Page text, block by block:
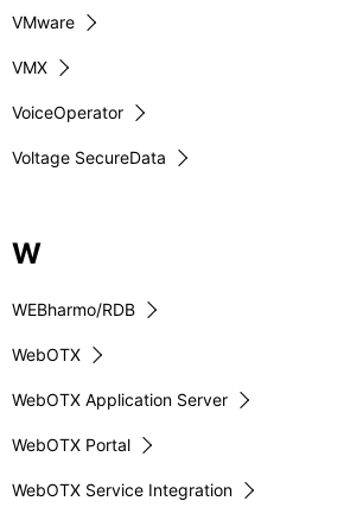
VMware
VMX
VoiceOperator
Voltage SecureData
W
WEBharmo/RDB
WebOTX
WebOTX Application Server
WebOTX Portal
WebOTX Service Integration